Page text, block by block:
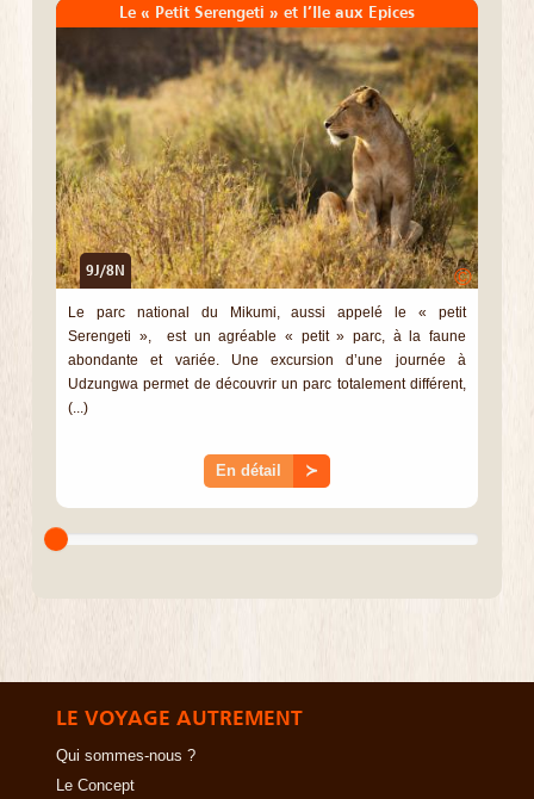
Le « Petit Serengeti » et l’Ile aux Epices
9J/8N ©
Le parc national du Mikumi, aussi appelé le « petit
Serengeti », est un agréable « petit » parc, à la faune
abondante et variée. Une excursion d’une journée à
Udzungwa permet de découvrir un parc totalement différent,
(...)
En détail ≻
LE VOYAGE AUTREMENT
Qui sommes-nous ?
Le Concept